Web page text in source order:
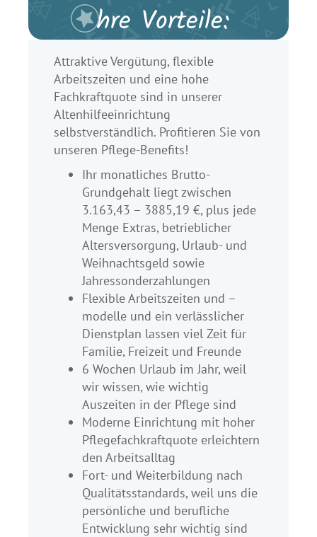
Ihre Vorteile:
Attraktive Vergütung, flexible
Arbeitszeiten und eine hohe
Fachkraftquote sind in unserer
Altenhilfeeinrichtung
selbstverständlich. Profitieren Sie von
unseren Pflege-Benefits!
Ihr monatliches Brutto-
Grundgehalt liegt zwischen
3.163,43 – 3885,19 €, plus jede
Menge Extras, betrieblicher
Altersversorgung, Urlaub- und
Weihnachtsgeld sowie
Jahressonderzahlungen
Flexible Arbeitszeiten und –
modelle und ein verlässlicher
Dienstplan lassen viel Zeit für
Familie, Freizeit und Freunde
6 Wochen Urlaub im Jahr, weil
wir wissen, wie wichtig
Auszeiten in der Pflege sind
Moderne Einrichtung mit hoher
Pflegefachkraftquote erleichtern
den Arbeitsalltag
Fort- und Weiterbildung nach
Qualitätsstandards, weil uns die
persönliche und berufliche
Entwicklung sehr wichtig sind